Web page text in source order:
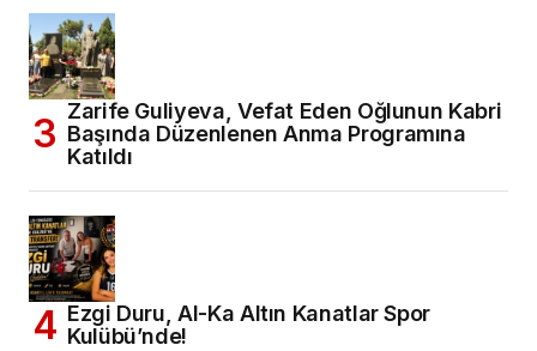
Zarife Guliyeva, Vefat Eden Oğlunun Kabri
Başında Düzenlenen Anma Programına
Katıldı
Ezgi Duru, Al-Ka Altın Kanatlar Spor
Kulübü’nde!